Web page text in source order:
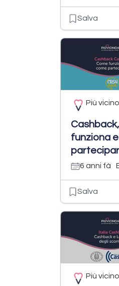
Salva
Più
funziona
6 anni fà
Salva
Più